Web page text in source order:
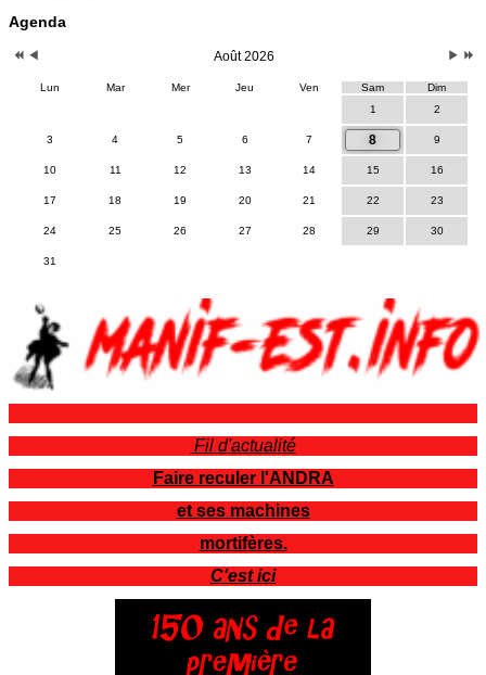
Agenda
Août 2026
Lun Mar Mer Jeu Ven Sam
Dim
1
2
3 4 5 6 7 8 9
10 11 12 13 14 15 16
17 18 19 20 21 22 23
24 25 26 27 28 29 30
31
Fil d'actualité
Faire reculer l'ANDRA
et ses machines
mortifères.
C'est ici